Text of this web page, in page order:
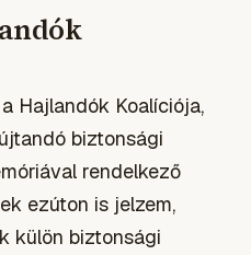
Hajlandók Koalíciója,
biztonsági
rendelkező
ezúton is jelzem,
külön biztonsági